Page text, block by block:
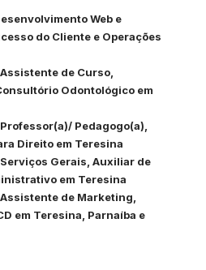
Web e
do Cliente e Operações
de Curso,
Odontológico em
Pedagogo(a),
Direito em Teresina
Gerais, Auxiliar de
em Teresina
de Marketing,
em Teresina, Parnaíba e